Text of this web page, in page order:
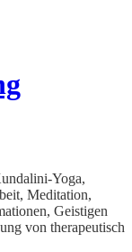
Yoga,
Meditation,
Geistigen
von therapeutisch